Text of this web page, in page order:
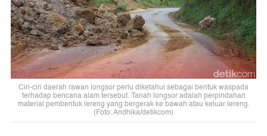
Ciri-ciri daerah rawan longsor perlu diketahui sebagai bentuk waspada
terhadap bencana alam tersebut. Tanah longsor adalah perpindahan
material pembentuk lereng yang bergerak ke bawah atau keluar lereng.
(Foto: Andhika/detikcom)